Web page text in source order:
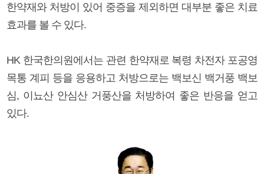
한약재와 처방이 있어 중증을 제외하면 대부분 좋은 치료
효과를 볼 수 있다.
HK 한국한의원에서는 관련 한약재로 복령 차전자 포공영
목통 계피 등을 응용하고 처방으로는 백보신 백거풍 백보
심, 이뇨산 안심산 거풍산을 처방하여 좋은 반응을 얻고
있다.